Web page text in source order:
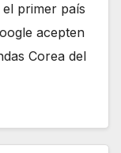
primer país
acepten
Corea del